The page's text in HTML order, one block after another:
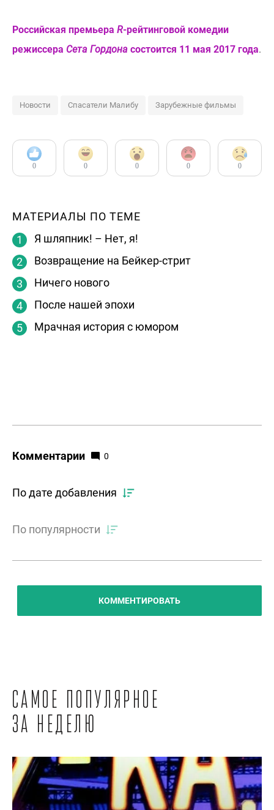
Российская премьера R-рейтинговой комедии
режиссера Сета Гордона состоится 11 мая 2017 года.
Новости Спасатели Малибу Зарубежные фильмы
0 0 0 0 0
МАТЕРИАЛЫ ПО ТЕМЕ
Я шляпник! – Нет, я!
Возвращение на Бейкер-стрит
Ничего нового
После нашей эпохи
Мрачная история с юмором
Комментарии 0
По дате добавления
По популярности
КОММЕНТИРОВАТЬ
Самое популярное
за неделю